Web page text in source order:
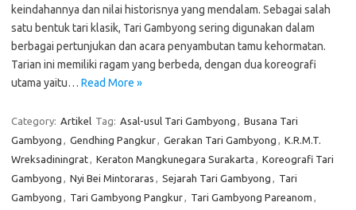
keindahannya dan nilai historisnya yang mendalam. Sebagai salah
satu bentuk tari klasik, Tari Gambyong sering digunakan dalam
berbagai pertunjukan dan acara penyambutan tamu kehormatan.
Tarian ini memiliki ragam yang berbeda, dengan dua koreografi
utama yaitu… Read More »
Category: Artikel Tag: Asal-usul Tari Gambyong , Busana Tari
Gambyong , Gendhing Pangkur, Gerakan Tari Gambyong , K.R.M.T.
Wreksadiningrat, Keraton Mangkunegara Surakarta , Koreografi Tari
Gambyong , Nyi Bei Mintoraras , Sejarah Tari Gambyong , Tari
Gambyong , Tari Gambyong Pangkur, Tari Gambyong Pareanom ,